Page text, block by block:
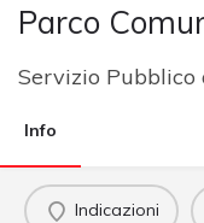
Parco
Servizio Pubblico
Info
Indicazioni